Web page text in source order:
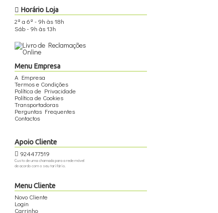
Horário Loja
2ª a 6ª - 9h às 18h
Sáb - 9h às 13h
Menu Empresa
A Empresa
Termos e Condições
Política de Privacidade
Política de Cookies
Transportadoras
Perguntas Frequentes
Contactos
Apoio Cliente
924477519
Custo de uma chamada para a rede móvel
de acordo com o seu tarifário.
Menu Cliente
Novo Cliente
Login
Carrinho